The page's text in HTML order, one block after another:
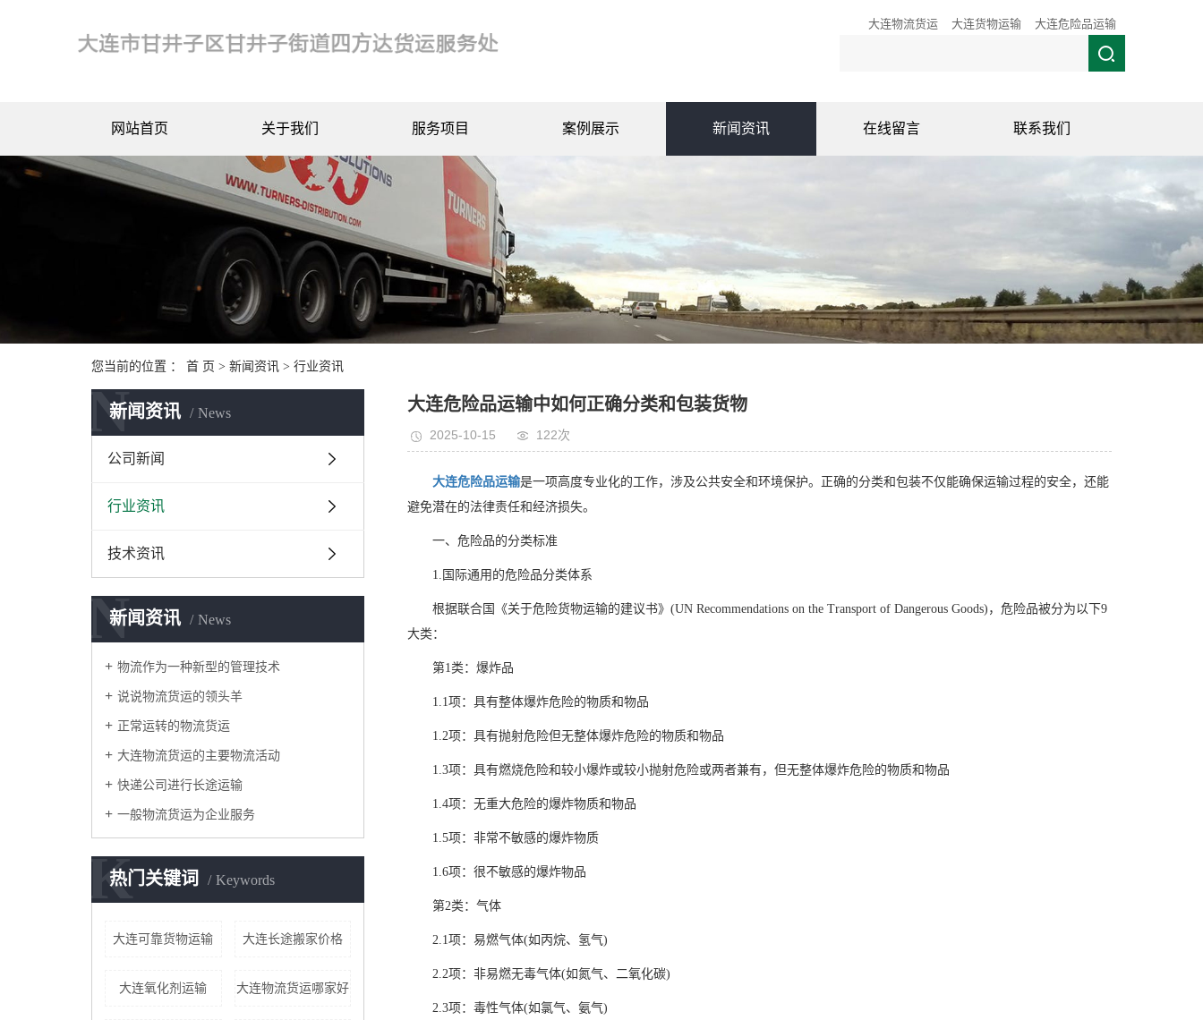
大连物流货运 大连货物运输 大连危险品运输
网站首页 关于我们 服务项目 案例展示 新闻资讯 在线留言 联系我们
您当前的位置 ： 首 页 > 新闻资讯 > 行业资讯
新闻资讯 News
N
公司新闻
行业资讯
技术资讯
新闻资讯 News
N
物流作为一种新型的管理技术
说说物流货运的领头羊
正常运转的物流货运
大连物流货运的主要物流活动
快递公司进行长途运输
一般物流货运为企业服务
热门关键词 Keywords
K
大连可靠货物运输 大连长途搬家价格
大连氧化剂运输 大连物流货运哪家好
大连危险品运输中如何正确分类和包装货物
2025-10-15 122次
大连危险品运输是一项高度专业化的工作，涉及公共安全和环境保护。正确的分类和包装不仅能确保运输过程的安全，还能
避免潜在的法律责任和经济损失。
一、危险品的分类标准
1.国际通用的危险品分类体系
根据联合国《关于危险货物运输的建议书》(UN Recommendations on the Transport of Dangerous Goods)，危险品被分为以下9
大类：
第1类：爆炸品
1.1项：具有整体爆炸危险的物质和物品
1.2项：具有抛射危险但无整体爆炸危险的物质和物品
1.3项：具有燃烧危险和较小爆炸或较小抛射危险或两者兼有，但无整体爆炸危险的物质和物品
1.4项：无重大危险的爆炸物质和物品
1.5项：非常不敏感的爆炸物质
1.6项：很不敏感的爆炸物品
第2类：气体
2.1项：易燃气体(如丙烷、氢气)
2.2项：非易燃无毒气体(如氮气、二氧化碳)
2.3项：毒性气体(如氯气、氨气)